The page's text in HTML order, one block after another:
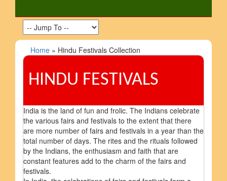
Home » Hindu Festivals Collection
HINDU FESTIVALS
India is the land of fun and frolic. The Indians celebrate
the various fairs and festivals to the extent that there
are more number of fairs and festivals in a year than the
total number of days. The rites and the rituals followed
by the Indians, the enthusiasm and faith that are
constant features add to the charm of the fairs and
festivals.